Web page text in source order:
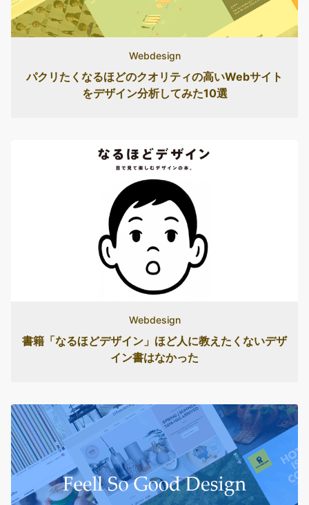
Webdesign
パクリたくなるほどのクオリティの高いWebサイト
をデザイン分析してみた10選
Webdesign
書籍「なるほどデザイン」ほど人に教えたくないデザ
イン書はなかった